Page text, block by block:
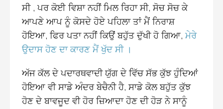
ਸੀ , ਪਰ ਕੋਈ ਵਿਸ਼ਾ ਨਹੀਂ ਮਿਲ ਰਿਹਾ ਸੀ, ਸੋਚ ਸੋਚ ਕੇ
ਆਪਣੇ ਆਪ ਨੂੰ ਕੋਸਦੇ ਹੋਏ ਪਹਿਲਾ ਤਾਂ ਮੈਂ ਨਿਰਾਸ਼
ਹੋਇਆ, ਫਿਰ ਪਤਾ ਨਹੀਂ ਕਿਉਂ ਬਹੁੱਤ ਦੁੱਖੀ ਹੋ ਗਿਆ, ਮੇਰੇ
ਉਦਾਸ ਹੋਣ ਦਾ ਕਾਰਣ ਮੈਂ ਖੁੱਦ ਸੀ ।
ਅੱਜ ਕੱਲ ਦੇ ਪਦਾਰਥਵਾਦੀ ਯੁੱਗ ਦੇ ਵਿੱਚ ਸੱਭ ਕੁੱਝ ਹੁੰਦਿਆਂ
ਹੋਇਆ ਵੀ ਸਾਡੇ ਅੰਦਰ ਬੇਚੈਨੀ ਹੈ, ਸਾਡੇ ਕੋਲ ਬਹੁੱਤ ਕੁੱਝ
ਹੋਣ ਦੇ ਬਾਵਜੂਦ ਵੀ ਹੋਰ ਜ਼ਿਆਦਾ ਹੋਣ ਦੀ ਹੋੜ ਨੇ ਸਾਨੂੰ